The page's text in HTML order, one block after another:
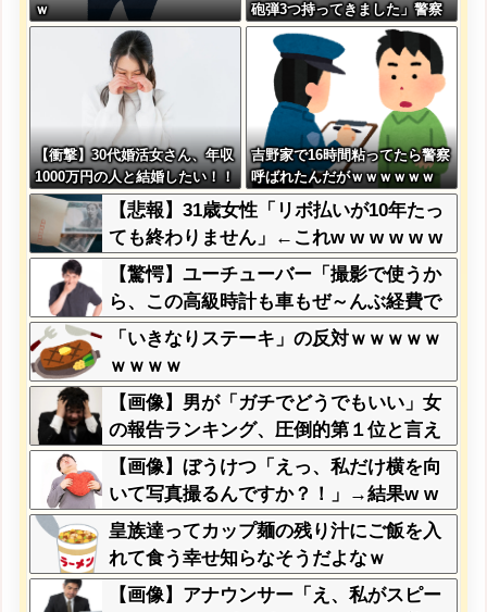
ｗ
砲弾3つ持ってきました」警察
「！？」自衛隊「！？」→結果
w w w w w w w w
【衝撃】30代婚活女さん、年収
1000万円の人と結婚したい！！
→勿論お前ら結婚してあげるよ
な？？？？？？？
吉野家で16時間粘ってたら警察
呼ばれたんだがｗｗｗｗｗｗ
【悲報】31歳女性「リボ払いが10年たっ
ても終わりません」←これw w w w w w
w【驚愕】ユーチューバー「撮影で使うか
ら、この高級時計も車もぜ～んぶ経費で
タダ！ｗ」←まさかコレ本気にしてる奴
なんておらんよな？よな？w w w w w w
w w w w w
「いきなりステーキ」の反対ｗｗｗｗｗ
ｗｗｗｗ
【画像】男が「ガチでどうでもいい」女
の報告ランキング、圧倒的第１位と言え
ば『コレ』w w w w w w w w w w
【画像】ぼうけつ「えっ、私だけ横を向
いて写真撮るんですか？！」→結果w w
w w w w w w
皇族達ってカップ麺の残り汁にご飯を入
れて食う幸せ知らなそうだよなｗ
【画像】アナウンサー「え、私がスピー